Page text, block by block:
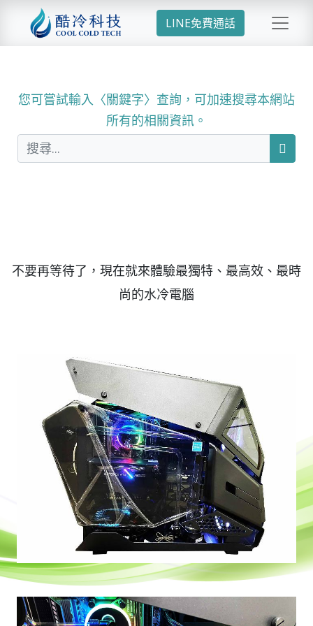
LINE免費通話
您可嘗試輸入〈關鍵字〉查詢，可加速搜尋本網站
所有的相關資訊。
不要再等待了，現在就來體驗最獨特、最高效、最時
尚的水冷電腦